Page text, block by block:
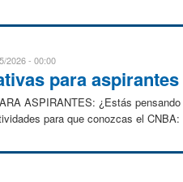
2026 - 00:00
para aspirantes
ASPIRANTES: ¿Estás
para que conozcas el